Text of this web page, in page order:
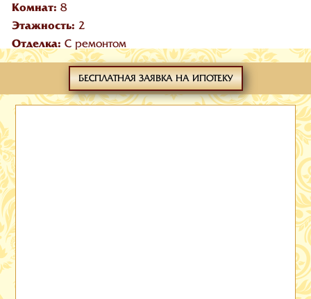
Комнат: 8
Этажность: 2
Отделка: С ремонтом
БЕСПЛАТНАЯ ЗАЯВКА НА ИПОТЕКУ